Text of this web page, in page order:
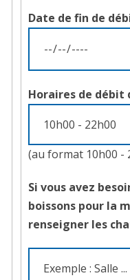
Date de fin de
Horaires de débit
(au format 10h00 -
Si vous avez
boissons pour la
renseigner les